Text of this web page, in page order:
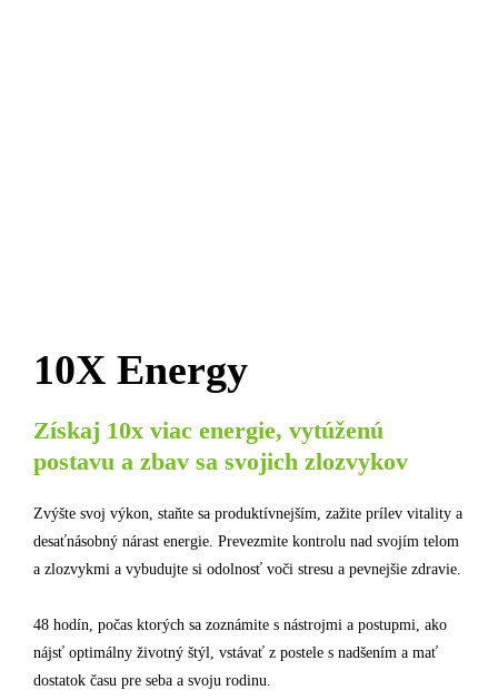
10X Energy
Získaj 10x viac energie, vytúženú
postavu a zbav sa svojich zlozvykov
Zvýšte svoj výkon, staňte sa produktívnejším, zažite prílev vitality a
desaťnásobný nárast energie. Prevezmite kontrolu nad svojím telom
a zlozvykmi a vybudujte si odolnosť voči stresu a pevnejšie zdravie.
48 hodín, počas ktorých sa zoznámite s nástrojmi a postupmi, ako
nájsť optimálny životný štýl, vstávať z postele s nadšením a mať
dostatok času pre seba a svoju rodinu.